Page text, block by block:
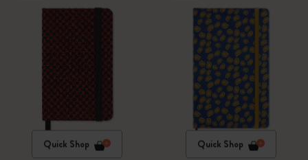
Quick Shop Quick Shop